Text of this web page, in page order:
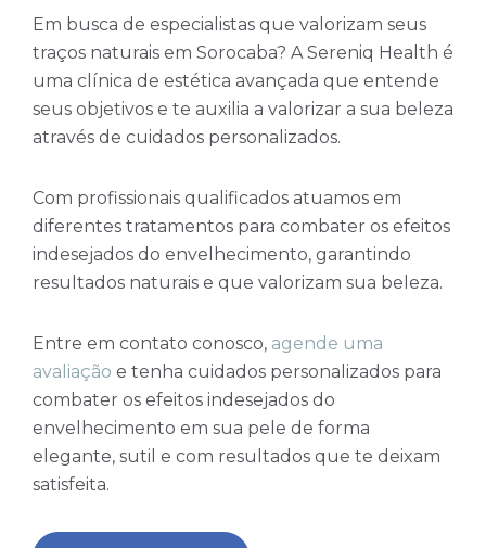
Em busca de especialistas que valorizam seus
traços naturais em Sorocaba? A Sereniq Health é
uma clínica de estética avançada que entende
seus objetivos e te auxilia a valorizar a sua beleza
através de cuidados personalizados.
Com profissionais qualificados atuamos em
diferentes tratamentos para combater os efeitos
indesejados do envelhecimento, garantindo
resultados naturais e que valorizam sua beleza.
Entre em contato conosco, agende uma
avaliação e tenha cuidados personalizados para
combater os efeitos indesejados do
envelhecimento em sua pele de forma
elegante, sutil e com resultados que te deixam
satisfeita.